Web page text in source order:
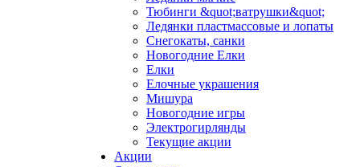
Тюбинги &quot;ватрушки&quot;
Ледянки пластмассовые и лопаты
Снегокаты, санки
Новогодние Елки
Елки
Елочные украшения
Мишура
Новогодние игры
Электрогирлянды
Текущие акции
Акции